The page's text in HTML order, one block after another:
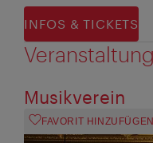
INFOS & TICKETS
Musikverein
FAVORIT HINZUFÜGEN